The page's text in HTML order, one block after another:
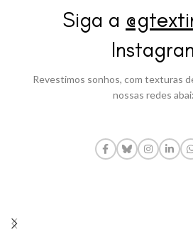
Siga a
Revestimos sonhos, com texturas
nossas redes